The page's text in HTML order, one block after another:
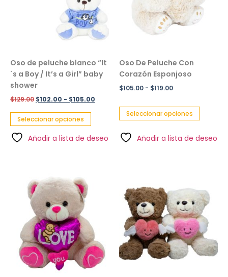
Oso de peluche blanco “It
´s a Boy / It’s a Girl” baby
shower
$129.00 $102.00 - $105.00
Seleccionar opciones
Añadir a lista de deseo
Oso De Peluche Con
Corazón Esponjoso
$105.00 - $119.00
Seleccionar opciones
Añadir a lista de deseo